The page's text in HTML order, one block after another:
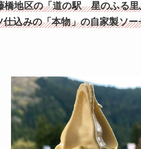
橋地区の「道の駅 星のふる里
込みの「本物」の自家製ソ